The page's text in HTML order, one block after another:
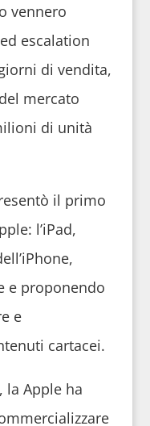
vennero
escalation
di vendita,
mercato
di unità
il primo
l’iPad,
e proponendo
e
cartacei.
la Apple ha